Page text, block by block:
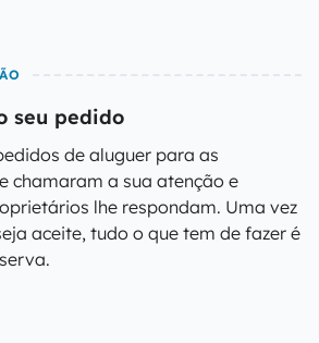
seu pedido
de aluguer para as
chamaram a sua atenção e
lhe respondam. Uma vez
aceite, tudo o que tem de fazer é